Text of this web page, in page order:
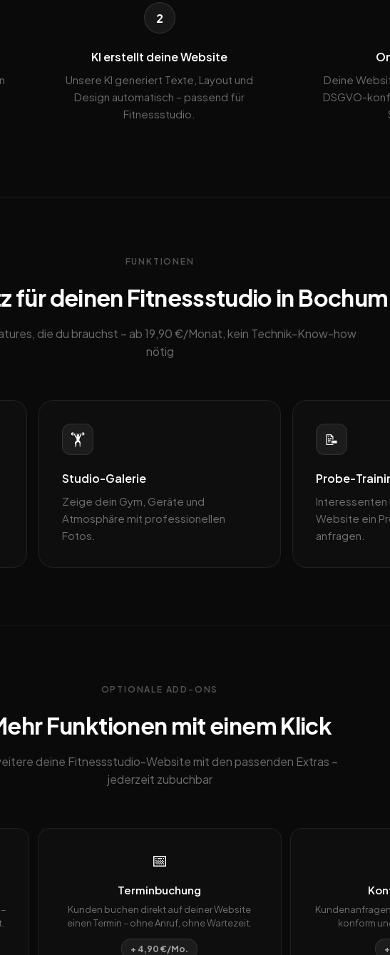
2
KI erstellt deine Website
Unsere KI generiert Texte, Layout und
Design automatisch – passend für
Fitnessstudio.
Deine
DSGVO-
FUNKTIONEN
für deinen Fitnessstudio in
die du brauchst – ab 19,90 €/Monat, kein Technik-Know-how
nötig
🏋️
Studio-Galerie
Zeige dein Gym, Geräte und
Atmosphäre mit professionellen
Fotos.
📝
Probe-
Interessenten
Website ein
anfragen.
OPTIONALE ADD-ONS
Funktionen mit einem Klick
deine Fitnessstudio-Website mit den passenden Extras –
jederzeit zubuchbar
📅
Terminbuchung
Kunden buchen direkt auf deiner Website
einen Termin – ohne Anruf, ohne Wartezeit.
+ 4,90 €/Mo.
konform